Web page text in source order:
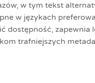
w tym tekst
w językach
dostępność, zapewnia
trafniejszych